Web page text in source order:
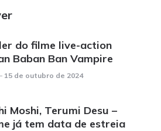
do filme live-action
Baban Ban Vampire
15 de outubro de 2024
Moshi, Terumi Desu –
já tem data de estreia